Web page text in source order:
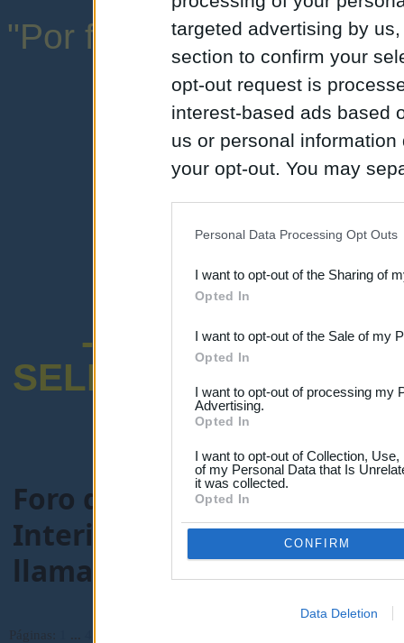
targeted advertising by
section to confirm your
opt-out request is
interest-based ads based
us or personal
your opt-out. You may
Downstream Participants
third parties.
Personal Data Processing Opt Outs
I want to opt-out of the Sharing of
Opted In
I want to opt-out of the Sale of my
Opted In
I want to opt-out of processing my
Advertising.
Opted In
I want to opt-out of Collection,
of my Personal Data that Is
it was collected.
Opted In
CONFIRM
Data Deletion
"Por favor, no abuse de
una expresión
-ENCUESTA
SELECTIVO
Foro de Maestros25
Interinos-Maestros>
llamamientos.(Renovadas
Páginas: ...